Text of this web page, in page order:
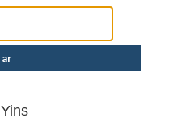
Estojo Juvenil YS27112